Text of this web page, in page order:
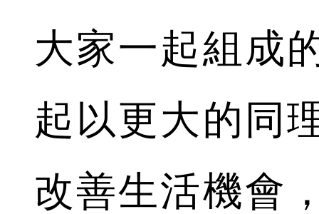
大家一起組成
起以更大的同
改善生活機會